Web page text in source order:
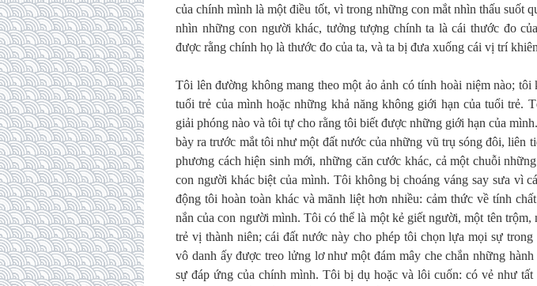
của chính mình là một điều tốt, vì trong những con mắt nhìn thấu suốt
nhìn những con người khác, tưởng tượng chính ta là cái thước đo
được rằng chính họ là thước đo của ta, và ta bị đưa xuống cái vị trí
Tôi lên đường không mang theo một ảo ảnh có tính hoài niệm nào;
tuổi trẻ của mình hoặc những khả năng không giới hạn của tuổi trẻ.
giải phóng nào và tôi tự cho rằng tôi biết được những giới hạn của
bày ra trước mắt tôi như một đất nước của những vũ trụ sóng đôi, liên
phương cách hiện sinh mới, những căn cước khác, cả một chuỗi
con người khác biệt của mình. Tôi không bị choáng váng say sưa vì
động tôi hoàn toàn khác và mãnh liệt hơn nhiều: cảm thức về tính
nắn của con người mình. Tôi có thể là một kẻ giết người, một tên trộm,
trẻ vị thành niên; cái đất nước này cho phép tôi chọn lựa mọi sự
vô danh ấy được treo lửng lơ như một đám mây che chắn những
sự đáp ứng của chính mình. Tôi bị dụ hoặc và lôi cuốn: có vẻ như